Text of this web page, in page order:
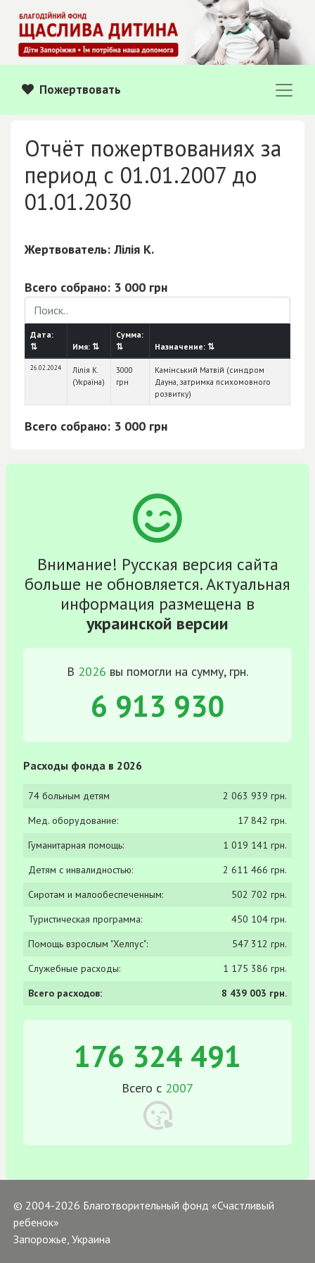
Пожертвовать
Отчёт пожертвованиях за
период с 01.01.2007 до
01.01.2030
Жертвователь: Лілія К.
Всего собрано: 3 000 грн
Дата:
⇅
Имя:⇅
Сумма:
⇅
Назначение:⇅
26.02.2024
Лілія К.
(Україна)
3000
грн
Камінський Матвій (синдром
Дауна, затримка психомовного
розвитку)
Всего собрано: 3 000 грн
Внимание! Русская версия сайта
больше не обновляется. Актуальная
информация размещена в
украинской версии
В 2026 вы помогли на сумму, грн.
6 913 930
Расходы фонда в 2026
74 больным детям
2 063 939 грн.
Мед. оборудование:
17 842 грн.
Гуманитарная помощь:
1 019 141 грн.
Детям с инвалидностью:
2 611 466 грн.
Сиротам и малообеспеченным:
502 702 грн.
Туристическая программа:
450 104 грн.
Помощь взрослым "Хелпус":
547 312 грн.
Служебные расходы:
1 175 386 грн.
Всего расходов:
8 439 003 грн.
176 324 491
Всего с 2007
© 2004-2026 Благотворительный фонд «Счастливый
ребенок»
Запорожье, Украина